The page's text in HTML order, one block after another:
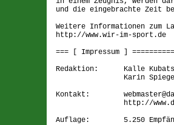
und die eingebrachte Zeit
Weitere Informationen zum
http://www.wir-im-sport.de
=== [ Impressum ]
Redaktion: Kalle
Karin
Kontakt:
http://www.dav-
Auflage: 5.250